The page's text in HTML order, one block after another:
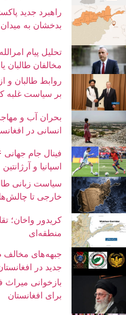
راهبرد جدید
بدخشان به
تحلیل پیام
مخالفان طالبان
روابط طالبان و
بر سیاست غلبه
بحران آب و
انسانی در
اسپانیا و آرژانتین
سیاست زبانی
خارجی تا
کریدور واخان؛
منطقه‌ای
جبهه‌های مخالف
جدید در
بازخوانی میراث
برای افغانستان